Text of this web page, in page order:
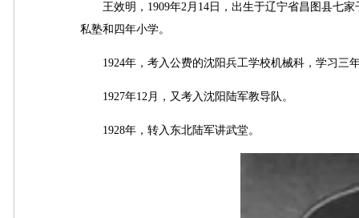
王效明，1909年2月14日，出生于辽宁省昌图县七家
私塾和四年小学。
1924年，考入公费的沈阳兵工学校机械科，学习三
1927年12月，又考入沈阳陆军教导队。
1928年，转入东北陆军讲武堂。